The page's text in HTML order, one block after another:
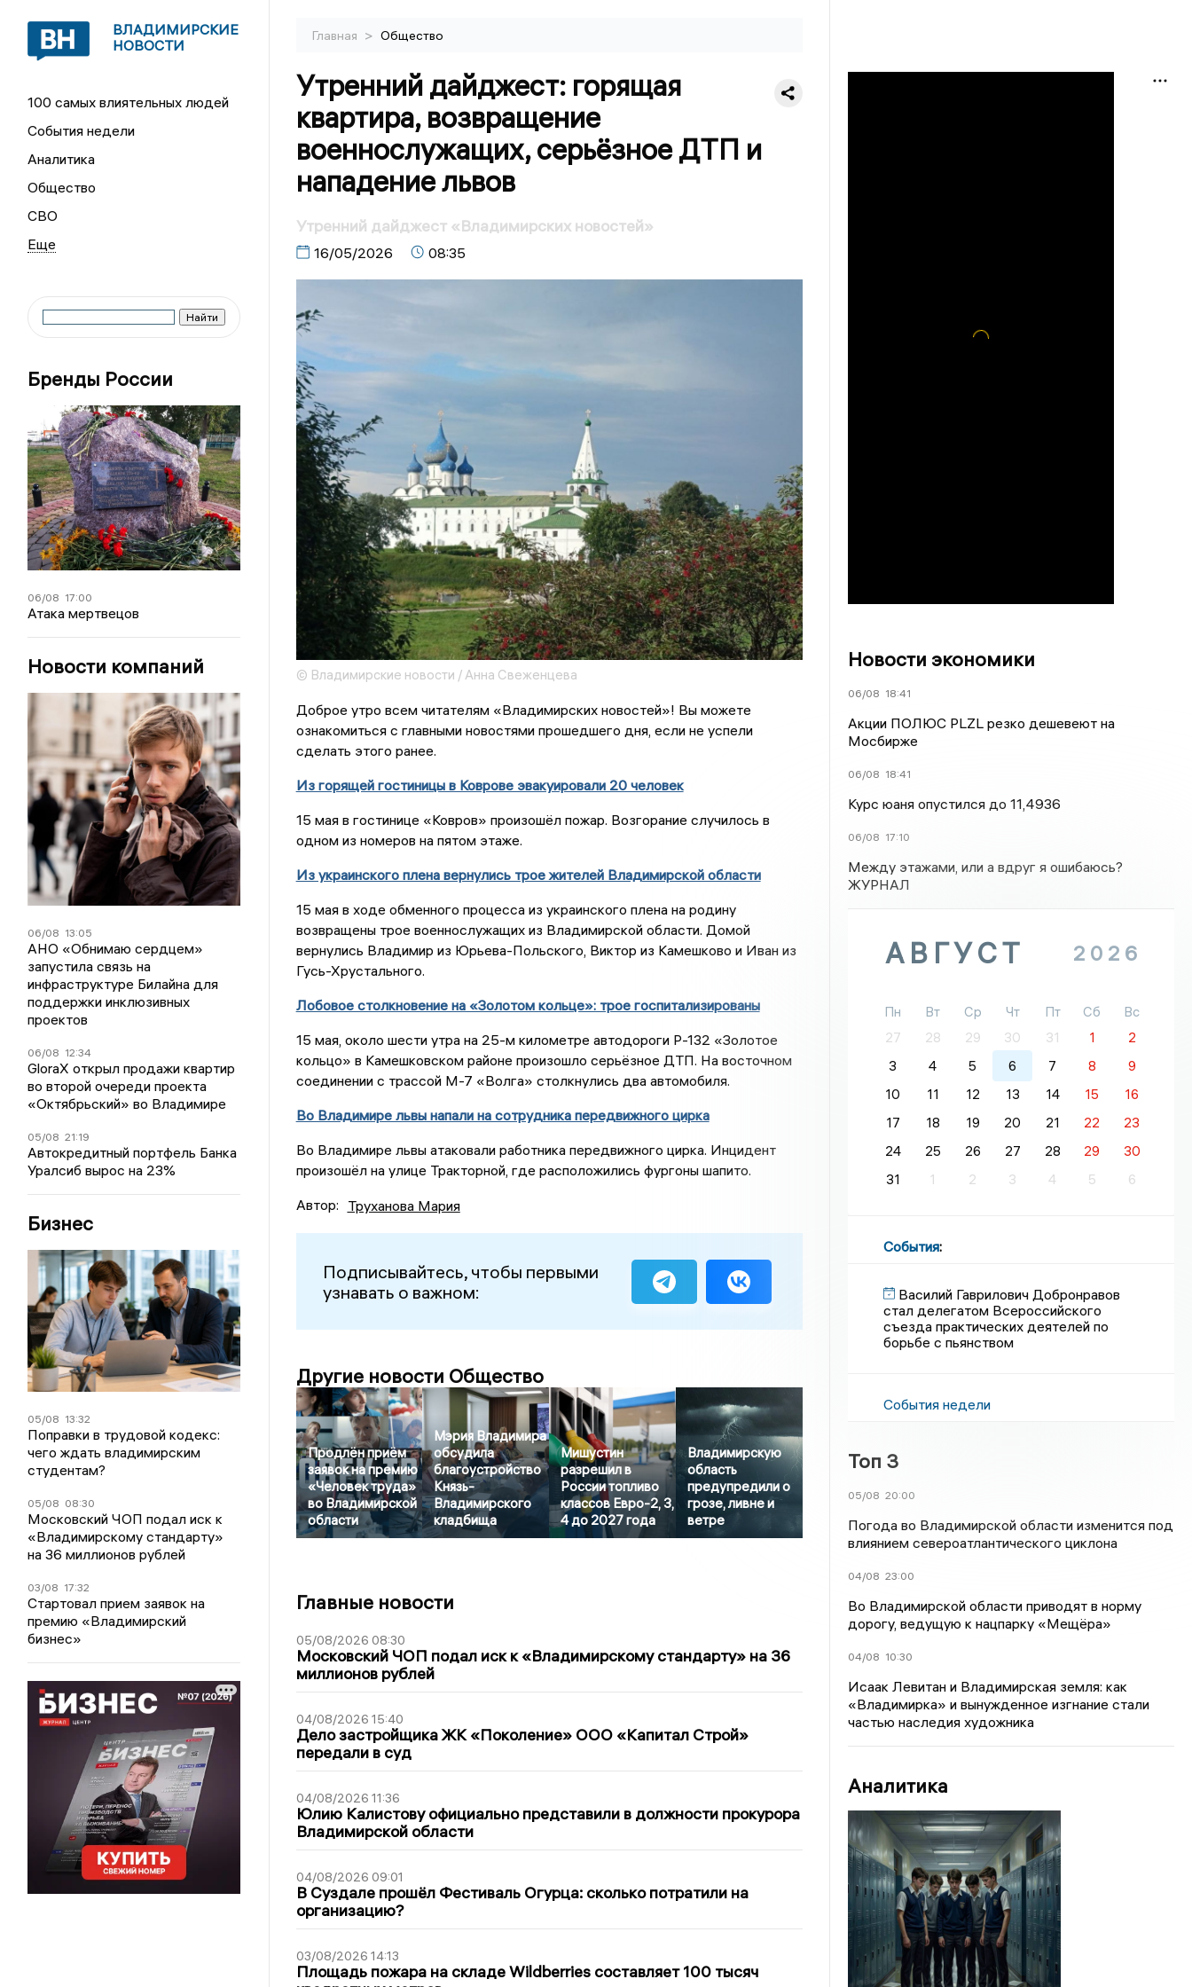
ВЛАДИМИРСКИЕ
НОВОСТИ
100 самых влиятельных людей
События недели
Аналитика
Общество
СВО
Бренды России
06/08 17:00
Атака мертвецов
Новости компаний
06/08 13:05
АНО «Обнимаю сердцем»
запустила связь на
инфраструктуре Билайна для
поддержки инклюзивных
проектов
06/08 12:34
GloraX открыл продажи квартир
во второй очереди проекта
«Октябрьский» во Владимире
05/08 21:19
Автокредитный портфель Банка
Уралсиб вырос на 23%
Бизнес
05/08 13:32
Поправки в трудовой кодекс:
чего ждать владимирским
студентам?
05/08 08:30
Московский ЧОП подал иск к
«Владимирскому стандарту»
на 36 миллионов рублей
03/08 17:32
Стартовал прием заявок на
премию «Владимирский
бизнес»
Главная > Общество
Утренний дайджест: горящая
квартира, возвращение
военнослужащих, серьёзное ДТП и
нападение львов
Утренний дайджест «Владимирских новостей»
16/05/2026 08:35
© Владимирские новости / Анна Свеженцева
Доброе утро всем читателям «Владимирских новостей»! Вы можете
ознакомиться с главными новостями прошедшего дня, если не успели
сделать этого ранее.
Из горящей гостиницы в Коврове эвакуировали 20 человек
15 мая в гостинице «Ковров» произошёл пожар. Возгорание случилось в
одном из номеров на пятом этаже.
Из украинского плена вернулись трое жителей Владимирской области
15 мая в ходе обменного процесса из украинского плена на родину
возвращены трое военнослужащих из Владимирской области. Домой
вернулись Владимир из Юрьева-Польского, Виктор из Камешково и Иван из
Гусь-Хрустального.
Лобовое столкновение на «Золотом кольце»: трое госпитализированы
15 мая, около шести утра на 25-м километре автодороги Р-132 «Золотое
кольцо» в Камешковском районе произошло серьёзное ДТП. На восточном
соединении с трассой М-7 «Волга» столкнулись два автомобиля.
Во Владимире львы напали на сотрудника передвижного цирка
Во Владимире львы атаковали работника передвижного цирка. Инцидент
произошёл на улице Тракторной, где расположились фургоны шапито.
Автор: Труханова Мария
Подписывайтесь, чтобы первыми
узнавать о важном:
Другие новости Общество
Продлён приём
заявок на премию
«Человек труда»
во Владимирской
области
Мэрия Владимира
обсудила
благоустройство
Князь-
Владимирского
кладбища
Мишустин
разрешил в
России топливо
классов Евро-2, 3,
4 до 2027 года
Владимирскую
область
предупредили о
грозе, ливне и
ветре
Главные новости
05/08/2026 08:30
Московский ЧОП подал иск к «Владимирскому стандарту» на 36
миллионов рублей
04/08/2026 15:40
Дело застройщика ЖК «Поколение» ООО «Капитал Строй»
передали в суд
04/08/2026 11:36
Юлию Калистову официально представили в должности прокурора
Владимирской области
04/08/2026 09:01
В Суздале прошёл Фестиваль Огурца: сколько потратили на
организацию?
03/08/2026 14:13
Площадь пожара на складе Wildberries составляет 100 тысяч
Новости экономики
06/08 18:41
Акции ПОЛЮС PLZL резко дешевеют на
Мосбирже
06/08 18:41
Курс юаня опустился до 11,4936
06/08 17:10
Между этажами, или а вдруг я ошибаюсь?
ЖУРНАЛ
АВГУСТ 2026
Пн Вт Ср Чт Пт Сб
Вс
27
28 29 30 31 1
2
3
4 5 6 7 8
9
10
11 12 13 14 15
16
17
18 19 20 21 22
23
24
25 26 27 28 29
30
31
1 2 3 4 5 6
События:
Василий Гаврилович Добронравов
стал делегатом Всероссийского
съезда практических деятелей по
борьбе с пьянством
События недели
Топ 3
05/08 20:00
Погода во Владимирской области изменится под
влиянием североатлантического циклона
04/08 23:00
Во Владимирской области приводят в норму
дорогу, ведущую к нацпарку «Мещёра»
04/08 10:30
Исаак Левитан и Владимирская земля: как
«Владимирка» и вынужденное изгнание стали
частью наследия художника
Аналитика